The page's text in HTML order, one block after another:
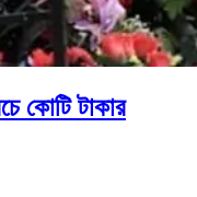
কোটি টাকার